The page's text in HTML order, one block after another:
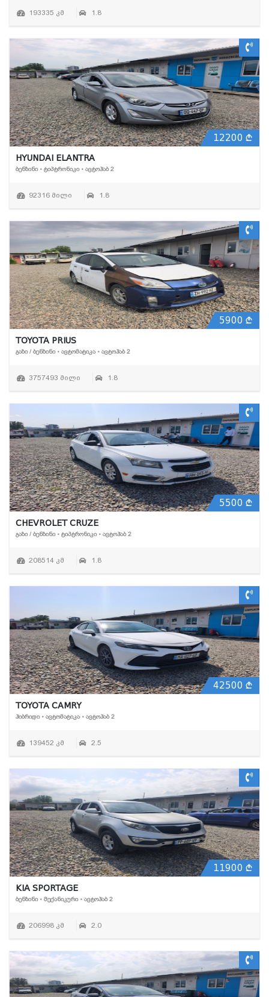
193335 კმ 1.8
12200
HYUNDAI ELANTRA
ᲑᲔᲜᲖᲘᲜᲘ • ᲢᲘᲞᲢᲠᲝᲜᲘᲙᲘ • ᲐᲕᲢᲝᲰᲐᲑ 2
92316 მილი 1.8
5900
TOYOTA PRIUS
ᲒᲐᲖᲘ / ᲑᲔᲜᲖᲘᲜᲘ • ᲐᲕᲢᲝᲛᲐᲢᲘᲙᲐ • ᲐᲕᲢᲝᲰᲐᲑ 2
3757493 მილი 1.8
5500
CHEVROLET CRUZE
ᲒᲐᲖᲘ / ᲑᲔᲜᲖᲘᲜᲘ • ᲢᲘᲞᲢᲠᲝᲜᲘᲙᲘ • ᲐᲕᲢᲝᲰᲐᲑ 2
208514 კმ 1.8
42500
TOYOTA CAMRY
ᲰᲘᲑᲠᲘᲓᲘ • ᲐᲕᲢᲝᲛᲐᲢᲘᲙᲐ • ᲐᲕᲢᲝᲰᲐᲑ 2
139452 კმ 2.5
11900
KIA SPORTAGE
ᲑᲔᲜᲖᲘᲜᲘ • ᲛᲔᲥᲐᲜᲘᲙᲣᲠᲘ • ᲐᲕᲢᲝᲰᲐᲑ 2
206998 კმ 2.0